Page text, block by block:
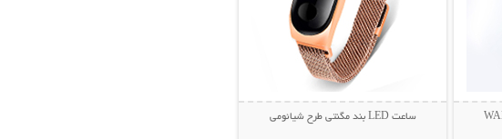
ساعت LED بند مگنتی طرح شیائومی